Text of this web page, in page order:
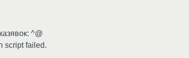
^@
script failed.